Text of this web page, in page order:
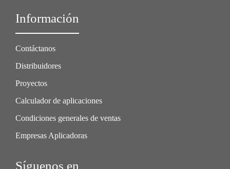
Información
Contáctanos
Distribuidores
Proyectos
Calculador de aplicaciones
Condiciones generales de ventas
Empresas Aplicadoras
Síguenos en